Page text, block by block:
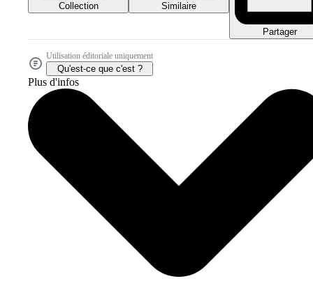
Collection Similaire
Partager
Utilisation éditoriale uniquement
Qu'est-ce que c'est ?
Plus d'infos